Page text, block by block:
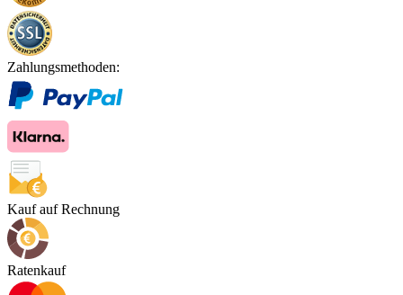
Zahlungsmethoden:
Kauf auf Rechnung
Ratenkauf